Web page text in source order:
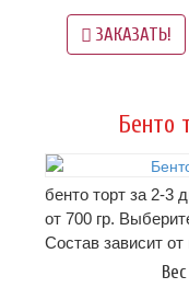
если этот
можно прислать
ЗАКАЗАТЬ!
Бенто
бенто торт за 2-3
от 700 гр.
Состав зависит
описание начинок